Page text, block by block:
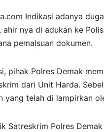
Indikasi adanya
ahir nya di adukan ke
pemalsuan dokumen.
pihak Polres Demak
dari Unit Harda.
yang telah di lampirkan
Satreskrim Polres